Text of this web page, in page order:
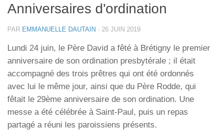
Anniversaires d'ordination
PAR EMMANUELLE DAUTAIN · 26 JUIN 2019
Lundi 24 juin, le Père David a fêté à Brétigny le premier
anniversaire de son ordination presbytérale ; il était
accompagné des trois prêtres qui ont été ordonnés
avec lui le même jour, ainsi que du Père Rodde, qui
fêtait le 29ème anniversaire de son ordination. Une
messe a été célébrée à Saint-Paul, puis un repas
partagé a réuni les paroissiens présents.